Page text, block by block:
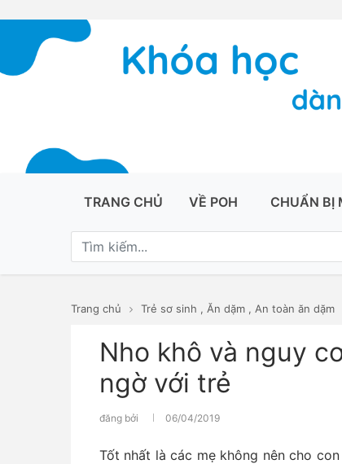
TRANG CHỦ VỀ POH CHUẨN BỊ
Trang chủ Trẻ sơ sinh , Ăn dặm , An toàn ăn dặm
Nho khô và nguy
ngờ với trẻ
đăng bởi 06/04/2019
Tốt nhất là các mẹ không nên cho